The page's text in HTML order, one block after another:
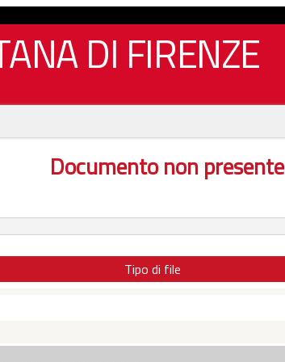
DI FIRENZE
Documento non presente
Tipo di file